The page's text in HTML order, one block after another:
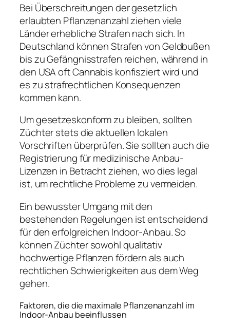
Bei Überschreitungen der gesetzlich
erlaubten Pflanzenanzahl ziehen viele
Länder erhebliche Strafen nach sich. In
Deutschland können Strafen von Geldbußen
bis zu Gefängnisstrafen reichen, während in
den USA oft Cannabis konfisziert wird und
es zu strafrechtlichen Konsequenzen
kommen kann.
Um gesetzeskonform zu bleiben, sollten
Züchter stets die aktuellen lokalen
Vorschriften überprüfen. Sie sollten auch die
Registrierung für medizinische Anbau-
Lizenzen in Betracht ziehen, wo dies legal
ist, um rechtliche Probleme zu vermeiden.
Ein bewusster Umgang mit den
bestehenden Regelungen ist entscheidend
für den erfolgreichen Indoor-Anbau. So
können Züchter sowohl qualitativ
hochwertige Pflanzen fördern als auch
rechtlichen Schwierigkeiten aus dem Weg
gehen.
Faktoren, die die maximale Pflanzenanzahl im
Indoor-Anbau beeinflussen